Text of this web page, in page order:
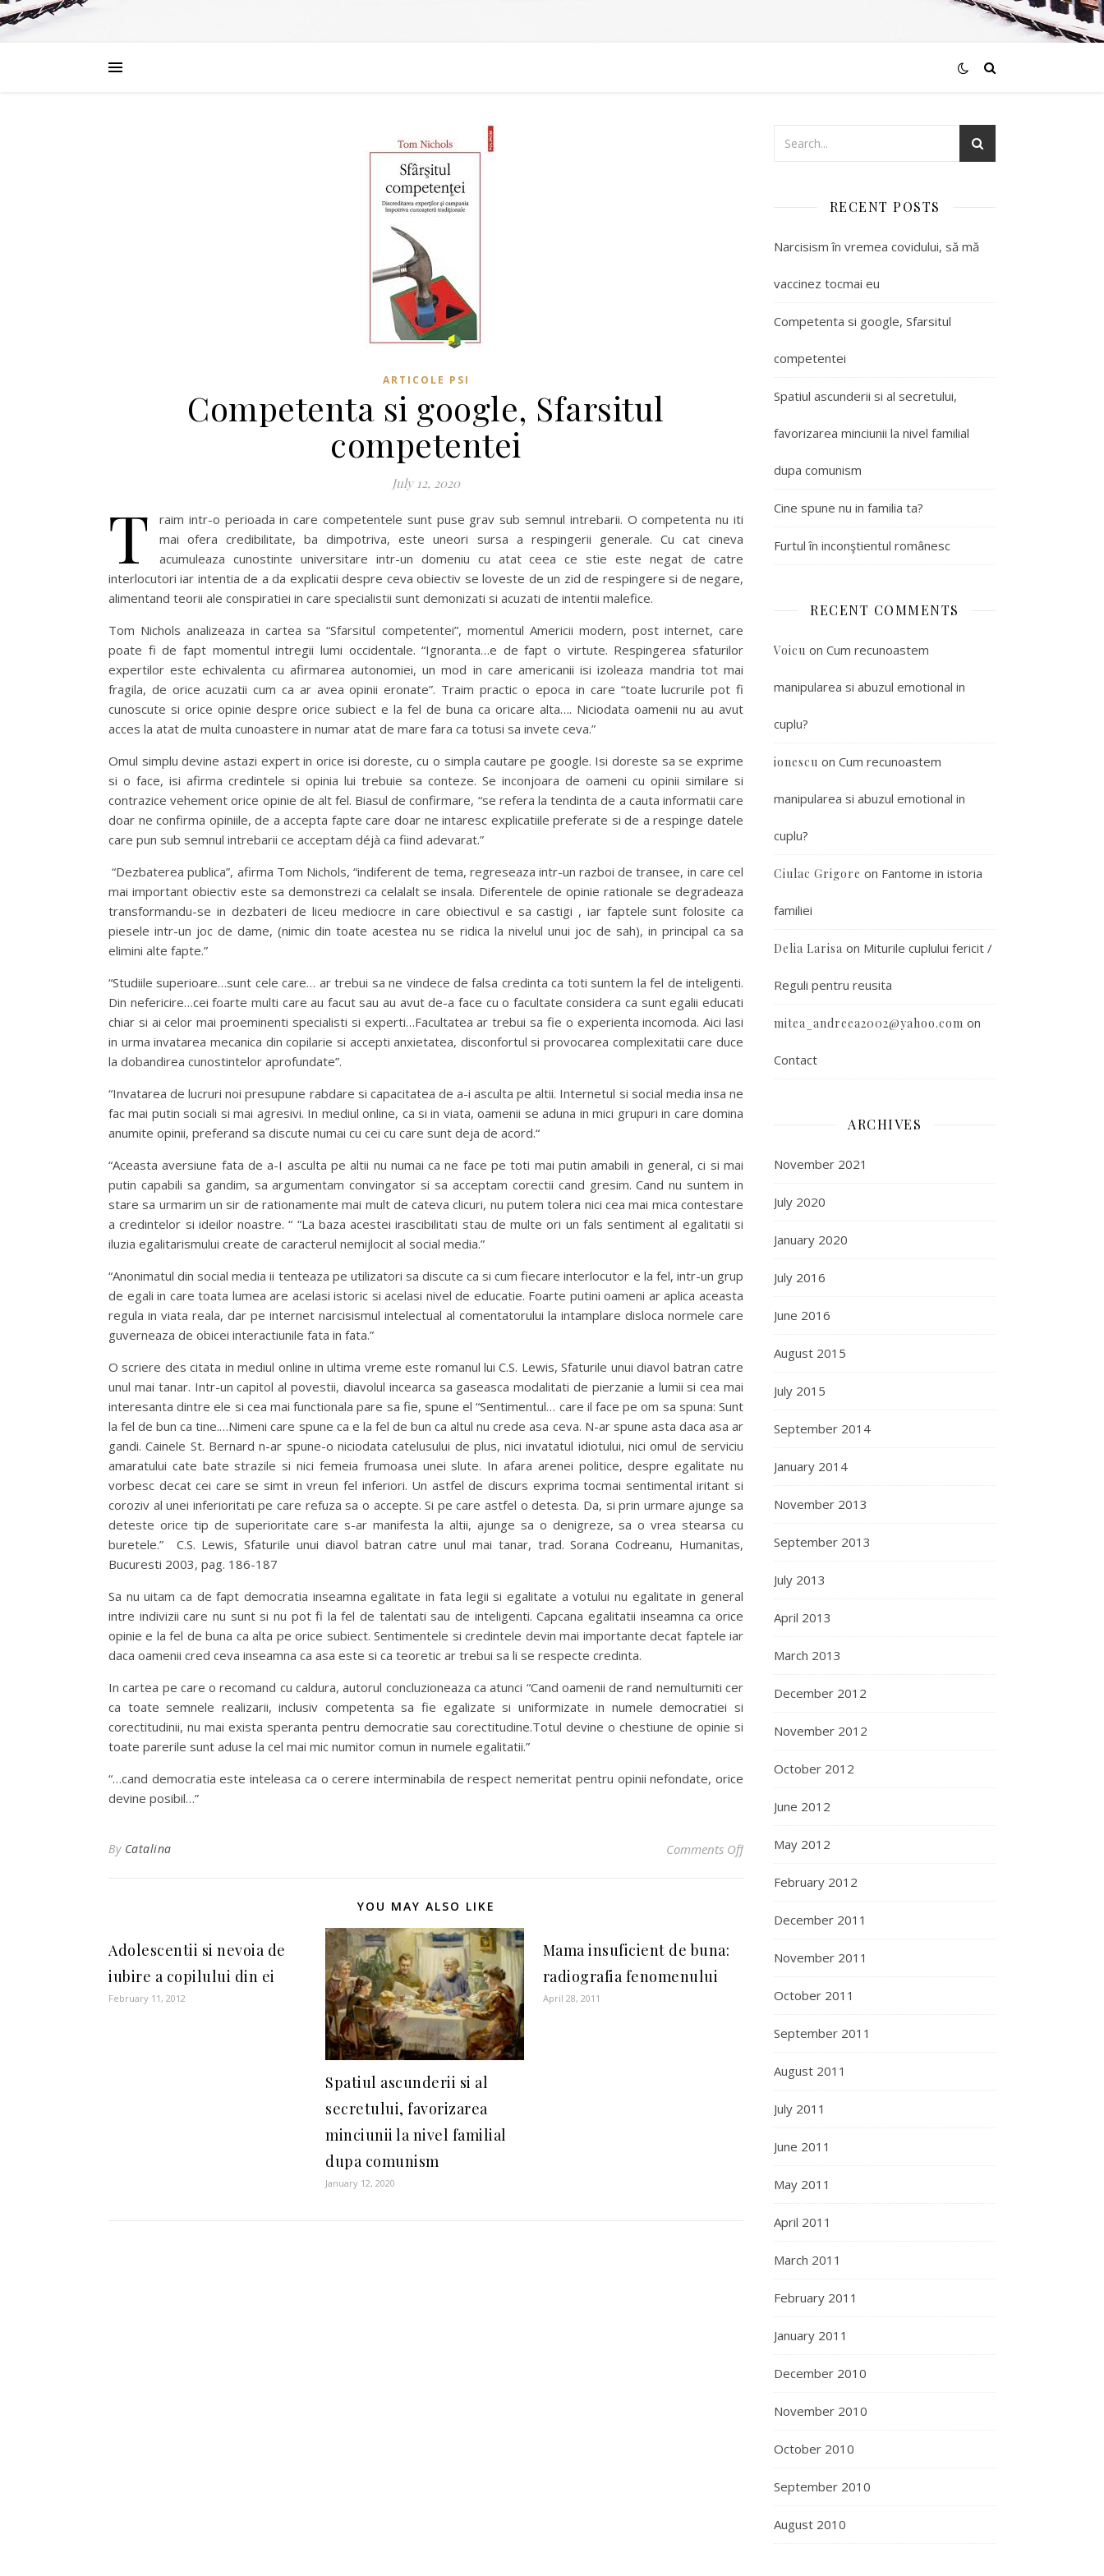
ARTICOLE PSI
Competenta si google, Sfarsitul
competentei
July 12, 2020
T
raim intr-o perioada in care competentele sunt puse grav sub semnul intrebarii. O competenta nu iti
mai ofera credibilitate, ba dimpotriva, este uneori sursa a respingerii generale. Cu cat cineva
acumuleaza cunostinte universitare intr-un domeniu cu atat ceea ce stie este negat de catre
interlocutori iar intentia de a da explicatii despre ceva obiectiv se loveste de un zid de respingere si de negare,
alimentand teorii ale conspiratiei in care specialistii sunt demonizati si acuzati de intentii malefice.
Tom Nichols analizeaza in cartea sa “Sfarsitul competentei”, momentul Americii modern, post internet, care
poate fi de fapt momentul intregii lumi occidentale. “Ignoranta…e de fapt o virtute. Respingerea sfaturilor
expertilor este echivalenta cu afirmarea autonomiei, un mod in care americanii isi izoleaza mandria tot mai
fragila, de orice acuzatii cum ca ar avea opinii eronate”. Traim practic o epoca in care “toate lucrurile pot fi
cunoscute si orice opinie despre orice subiect e la fel de buna ca oricare alta…. Niciodata oamenii nu au avut
acces la atat de multa cunoastere in numar atat de mare fara ca totusi sa invete ceva.”
Omul simplu devine astazi expert in orice isi doreste, cu o simpla cautare pe google. Isi doreste sa se exprime
si o face, isi afirma credintele si opinia lui trebuie sa conteze. Se inconjoara de oameni cu opinii similare si
contrazice vehement orice opinie de alt fel. Biasul de confirmare, “se refera la tendinta de a cauta informatii care
doar ne confirma opiniile, de a accepta fapte care doar ne intaresc explicatiile preferate si de a respinge datele
care pun sub semnul intrebarii ce acceptam déjà ca fiind adevarat.”
“Dezbaterea publica”, afirma Tom Nichols, “indiferent de tema, regreseaza intr-un razboi de transee, in care cel
mai important obiectiv este sa demonstrezi ca celalalt se insala. Diferentele de opinie rationale se degradeaza
transformandu-se in dezbateri de liceu mediocre in care obiectivul e sa castigi , iar faptele sunt folosite ca
piesele intr-un joc de dame, (nimic din toate acestea nu se ridica la nivelul unui joc de sah), in principal ca sa
elimini alte fapte.”
“Studiile superioare…sunt cele care… ar trebui sa ne vindece de falsa credinta ca toti suntem la fel de inteligenti.
Din nefericire…cei foarte multi care au facut sau au avut de-a face cu o facultate considera ca sunt egalii educati
chiar si ai celor mai proeminenti specialisti si experti…Facultatea ar trebui sa fie o experienta incomoda. Aici lasi
in urma invatarea mecanica din copilarie si accepti anxietatea, disconfortul si provocarea complexitatii care duce
la dobandirea cunostintelor aprofundate”.
“Invatarea de lucruri noi presupune rabdare si capacitatea de a-i asculta pe altii. Internetul si social media insa ne
fac mai putin sociali si mai agresivi. In mediul online, ca si in viata, oamenii se aduna in mici grupuri in care domina
anumite opinii, preferand sa discute numai cu cei cu care sunt deja de acord.“
“Aceasta aversiune fata de a-I asculta pe altii nu numai ca ne face pe toti mai putin amabili in general, ci si mai
putin capabili sa gandim, sa argumentam convingator si sa acceptam corectii cand gresim. Cand nu suntem in
stare sa urmarim un sir de rationamente mai mult de cateva clicuri, nu putem tolera nici cea mai mica contestare
a credintelor si ideilor noastre. “ “La baza acestei irascibilitati stau de multe ori un fals sentiment al egalitatii si
iluzia egalitarismului create de caracterul nemijlocit al social media.”
“Anonimatul din social media ii tenteaza pe utilizatori sa discute ca si cum fiecare interlocutor e la fel, intr-un grup
de egali in care toata lumea are acelasi istoric si acelasi nivel de educatie. Foarte putini oameni ar aplica aceasta
regula in viata reala, dar pe internet narcisismul intelectual al comentatorului la intamplare disloca normele care
guverneaza de obicei interactiunile fata in fata.”
O scriere des citata in mediul online in ultima vreme este romanul lui C.S. Lewis, Sfaturile unui diavol batran catre
unul mai tanar. Intr-un capitol al povestii, diavolul incearca sa gaseasca modalitati de pierzanie a lumii si cea mai
interesanta dintre ele si cea mai functionala pare sa fie, spune el “Sentimentul… care il face pe om sa spuna: Sunt
la fel de bun ca tine.…Nimeni care spune ca e la fel de bun ca altul nu crede asa ceva. N-ar spune asta daca asa ar
gandi. Cainele St. Bernard n-ar spune-o niciodata catelusului de plus, nici invatatul idiotului, nici omul de serviciu
amaratului cate bate strazile si nici femeia frumoasa unei slute. In afara arenei politice, despre egalitate nu
vorbesc decat cei care se simt in vreun fel inferiori. Un astfel de discurs exprima tocmai sentimental iritant si
coroziv al unei inferioritati pe care refuza sa o accepte. Si pe care astfel o detesta. Da, si prin urmare ajunge sa
deteste orice tip de superioritate care s-ar manifesta la altii, ajunge sa o denigreze, sa o vrea stearsa cu
buretele.” C.S. Lewis, Sfaturile unui diavol batran catre unul mai tanar, trad. Sorana Codreanu, Humanitas,
Bucuresti 2003, pag. 186-187
Sa nu uitam ca de fapt democratia inseamna egalitate in fata legii si egalitate a votului nu egalitate in general
intre indivizii care nu sunt si nu pot fi la fel de talentati sau de inteligenti. Capcana egalitatii inseamna ca orice
opinie e la fel de buna ca alta pe orice subiect. Sentimentele si credintele devin mai importante decat faptele iar
daca oamenii cred ceva inseamna ca asa este si ca teoretic ar trebui sa li se respecte credinta.
In cartea pe care o recomand cu caldura, autorul concluzioneaza ca atunci “Cand oamenii de rand nemultumiti cer
ca toate semnele realizarii, inclusiv competenta sa fie egalizate si uniformizate in numele democratiei si
corectitudinii, nu mai exista speranta pentru democratie sau corectitudine.Totul devine o chestiune de opinie si
toate parerile sunt aduse la cel mai mic numitor comun in numele egalitatii.”
“…cand democratia este inteleasa ca o cerere interminabila de respect nemeritat pentru opinii nefondate, orice
devine posibil…”
By Catalina Comments Off on Competenta si google, Sfarsitul competentei
YOU MAY ALSO LIKE
Adolescentii si nevoia de
iubire a copilului din ei
February 11, 2012
Spatiul ascunderii si al
secretului, favorizarea
minciunii la nivel familial
dupa comunism
January 12, 2020
Mama insuficient de buna:
radiografia fenomenului
April 28, 2011
RECENT POSTS
Narcisism în vremea covidului, să mă
vaccinez tocmai eu
Competenta si google, Sfarsitul
competentei
Spatiul ascunderii si al secretului,
favorizarea minciunii la nivel familial
dupa comunism
Cine spune nu in familia ta?
Furtul în inconştientul românesc
RECENT COMMENTS
Voicu on Cum recunoastem
manipularea si abuzul emotional in
cuplu?
ionescu on Cum recunoastem
manipularea si abuzul emotional in
cuplu?
Ciulac Grigore on Fantome in istoria
familiei
Delia Larisa on Miturile cuplului fericit /
Reguli pentru reusita
mitea_andreea2002@yahoo.com on
Contact
ARCHIVES
November 2021
July 2020
January 2020
July 2016
June 2016
August 2015
July 2015
September 2014
January 2014
November 2013
September 2013
July 2013
April 2013
March 2013
December 2012
November 2012
October 2012
June 2012
May 2012
February 2012
December 2011
November 2011
October 2011
September 2011
August 2011
July 2011
June 2011
May 2011
April 2011
March 2011
February 2011
January 2011
December 2010
November 2010
October 2010
September 2010
August 2010